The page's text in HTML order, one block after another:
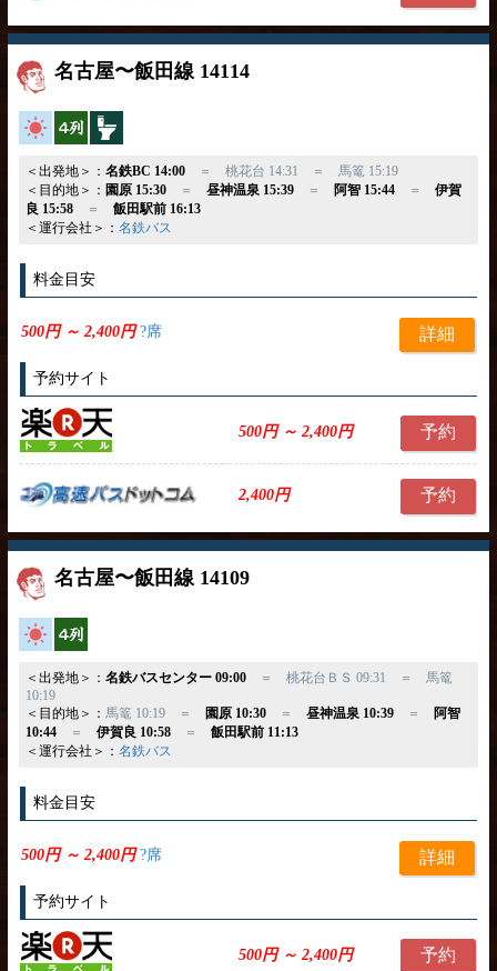
名古屋〜飯田線 14114
高速バス
横4列
＜出発地＞： 名鉄BC 14:00＝ 桃花台 14:31 ＝ 馬篭 15:19
＜目的地＞： 園原 15:30＝ 昼神温泉 15:39＝ 阿智 15:44＝ 伊賀
良 15:58＝ 飯田駅前 16:13
＜運行会社＞： 名鉄バス
料金目安
500円 ～ 2,400円?席 詳細
予約サイト
500円 ～ 2,400円 予約
2,400円 予約
名古屋〜飯田線 14109
高速バス
＜出発地＞： 名鉄バスセンター 09:00＝ 桃花台ＢＳ 09:31 ＝ 馬篭
10:19
＜目的地＞： 馬篭 10:19 ＝ 園原 10:30＝ 昼神温泉 10:39＝
阿智
10:44＝ 伊賀良 10:58＝ 飯田駅前 11:13
＜運行会社＞： 名鉄バス
料金目安
500円 ～ 2,400円?席 詳細
予約サイト
500円 ～ 2,400円 予約